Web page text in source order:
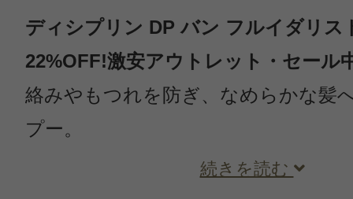
ディシプリン DP バン フルイダリス
22%OFF!激安アウトレット・セール
絡みやもつれを防ぎ、なめらかな髪
プー。
続きを読む